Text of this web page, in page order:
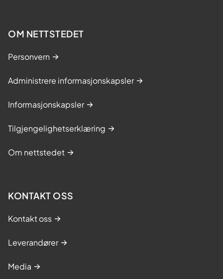
OM NETTSTEDET
Personvern
Administrere informasjonskapsler
Informasjonskapsler
Tilgjengelighetserklæring
Om nettstedet
KONTAKT OSS
Kontakt oss
Leverandører
Media